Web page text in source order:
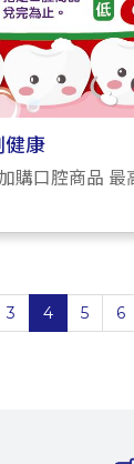
健康
購口腔商品 最
3 4 5 6